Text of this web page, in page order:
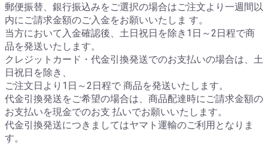
郵便振替、銀行振込みをご選択の場合はご注文より一週間以
内にご請求金額のご入金をお願いいたしま す。
当方において入金確認後、土日祝日を除き1日～2日程で商
品を発送いたします。
クレジットカード・代金引換発送でのお支払いの場合は、土
日祝日を除き、
ご注文日より1日～2日程で 商品を発送いたします。
代金引換発送をご希望の場合は、商品配達時にご請求金額の
お支払いを現金でのお支 払いでお願いいたします。
代金引換発送につきましてはヤマト運輸のご利用となりま
す。